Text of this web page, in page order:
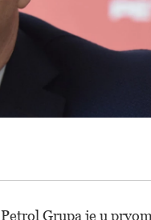
Petrol Grupa je u